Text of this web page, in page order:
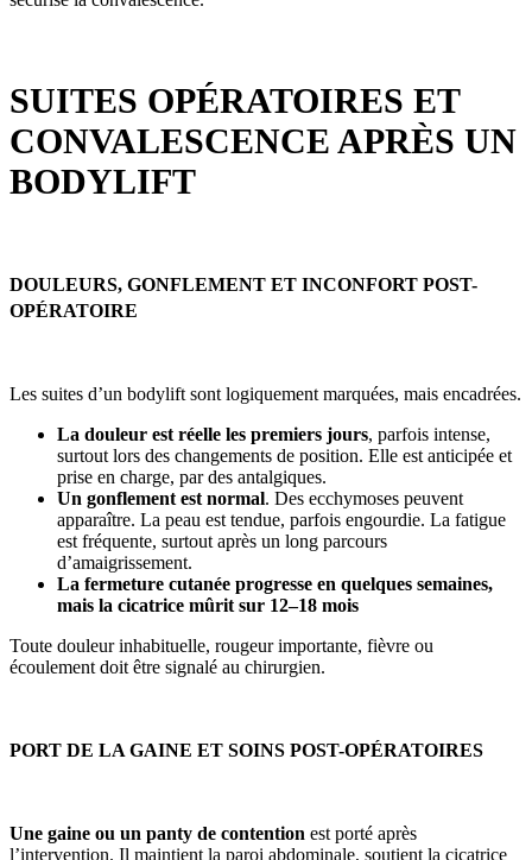
SUITES OPÉRATOIRES ET
CONVALESCENCE APRÈS UN
BODYLIFT
DOULEURS, GONFLEMENT ET INCONFORT POST-
OPÉRATOIRE
Les suites d’un bodylift sont logiquement marquées, mais encadrées.
La douleur est réelle les premiers jours, parfois intense,
surtout lors des changements de position. Elle est anticipée et
prise en charge, par des antalgiques.
Un gonflement est normal. Des ecchymoses peuvent
apparaître. La peau est tendue, parfois engourdie. La fatigue
est fréquente, surtout après un long parcours
d’amaigrissement.
La fermeture cutanée progresse en quelques semaines,
mais la cicatrice mûrit sur 12–18 mois
Toute douleur inhabituelle, rougeur importante, fièvre ou
écoulement doit être signalé au chirurgien.
PORT DE LA GAINE ET SOINS POST-OPÉRATOIRES
Une gaine ou un panty de contention est porté après
l’intervention. Il maintient la paroi abdominale, soutient la cicatrice